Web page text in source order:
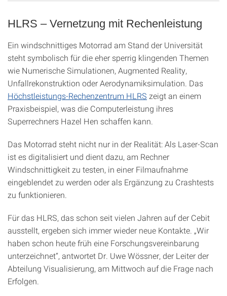
HLRS – Vernetzung mit Rechenleistung
Ein windschnittiges Motorrad am Stand der Universität
steht symbolisch für die eher sperrig klingenden Themen
wie Numerische Simulationen, Augmented Reality,
Unfallrekonstruktion oder Aerodynamiksimulation. Das
Höchstleistungs-Rechenzentrum HLRS zeigt an einem
Praxisbeispiel, was die Computerleistung ihres
Superrechners Hazel Hen schaffen kann.
Das Motorrad steht nicht nur in der Realität: Als Laser-Scan
ist es digitalisiert und dient dazu, am Rechner
Windschnittigkeit zu testen, in einer Filmaufnahme
eingeblendet zu werden oder als Ergänzung zu Crashtests
zu funktionieren.
Für das HLRS, das schon seit vielen Jahren auf der Cebit
ausstellt, ergeben sich immer wieder neue Kontakte. „Wir
haben schon heute früh eine Forschungsvereinbarung
unterzeichnet“, antwortet Dr. Uwe Wössner, der Leiter der
Abteilung Visualisierung, am Mittwoch auf die Frage nach
Erfolgen.